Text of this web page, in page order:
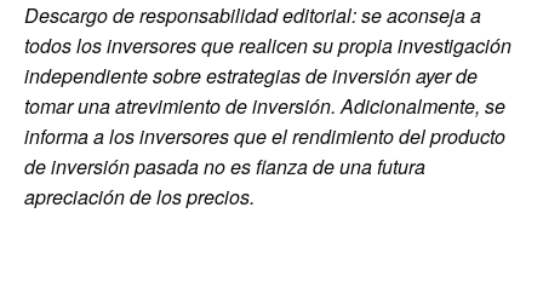
Descargo de responsabilidad editorial: se aconseja a
todos los inversores que realicen su propia investigación
independiente sobre estrategias de inversión ayer de
tomar una atrevimiento de inversión. Adicionalmente, se
informa a los inversores que el rendimiento del producto
de inversión pasada no es fianza de una futura
apreciación de los precios.